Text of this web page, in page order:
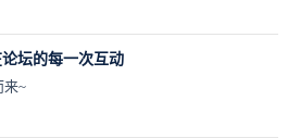
坛的每一次互动
来~